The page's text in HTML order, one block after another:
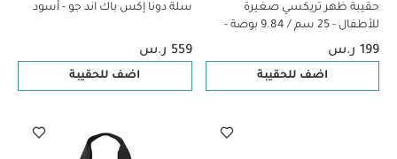
حقيبة ظهر تريكسي صغيرة
للأطفال - 25 سم / 9.84 بوصة -
مستر ترايسيراتوبس
199 ر.س
اضف للحقيبة
سلة دونا إكس باك اند جو - أسود
559 ر.س
اضف للحقيبة